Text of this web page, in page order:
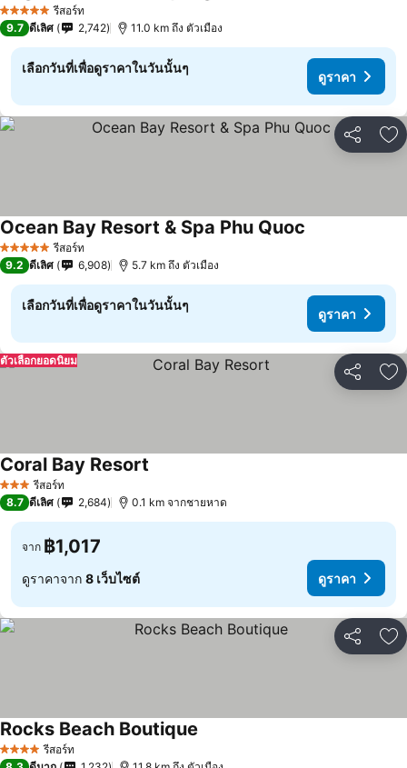
5 ดาว รีสอร์ท
9.7 ดีเลิศ 2,742 11.0 km ถึง ตัวเมือง
เลือกวันที่เพื่อดูราคาในวันนั้นๆ
ดูราคา
แชร์ เ
5 ดาว รีสอร์ท
Ocean Bay Resort & Spa Phu Quoc
9.2 ดีเลิศ 6,908 5.7 km ถึง ตัวเมือง
เลือกวันที่เพื่อดูราคาในวันนั้นๆ
ดูราคา
แชร์ เ
ตัวเลือกยอดนิยม
3 ดาว รีสอร์ท
Coral Bay Resort
8.7 ดีเลิศ 2,684 0.1 km จากชายหาด
จาก ฿1,017
ดูราคาจาก 8 เว็บไซต์ ดูราคา
แชร์ เ
4 ดาว รีสอร์ท
Rocks Beach Boutique